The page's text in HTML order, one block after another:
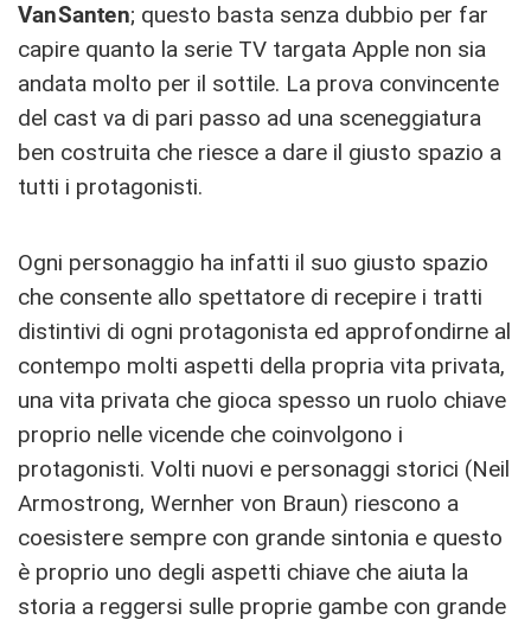
VanSanten; questo basta senza dubbio per far
capire quanto la serie TV targata Apple non sia
andata molto per il sottile. La prova convincente
del cast va di pari passo ad una sceneggiatura
ben costruita che riesce a dare il giusto spazio a
tutti i protagonisti.
Ogni personaggio ha infatti il suo giusto spazio
che consente allo spettatore di recepire i tratti
distintivi di ogni protagonista ed approfondirne al
contempo molti aspetti della propria vita privata,
una vita privata che gioca spesso un ruolo chiave
proprio nelle vicende che coinvolgono i
protagonisti. Volti nuovi e personaggi storici (Neil
Armostrong, Wernher von Braun) riescono a
coesistere sempre con grande sintonia e questo
è proprio uno degli aspetti chiave che aiuta la
storia a reggersi sulle proprie gambe con grande